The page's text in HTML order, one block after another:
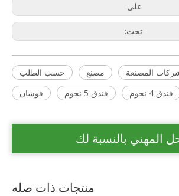
على:
تحت:
حسب الطلب مصنع المصنعة
فوشان
فندق 5 نجوم فندق 4 نجوم
المهني بالنسبة لك
منتجات ذات صله